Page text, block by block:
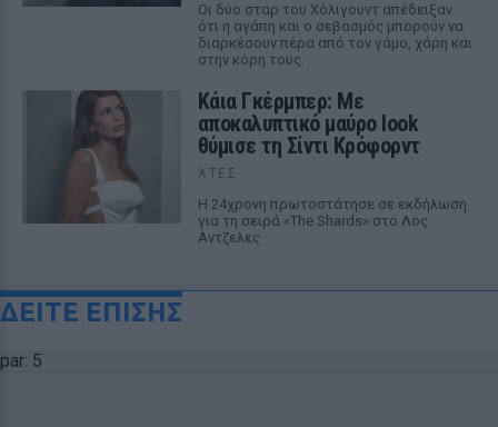
Οι δύο σταρ του Χόλιγουντ απέδειξαν
ότι η αγάπη και ο σεβασμός μπορούν να
διαρκέσουν πέρα από τον γάμο, χάρη και
στην κόρη τους.
Κάια Γκέρμπερ: Με
αποκαλυπτικό μαύρο look
θύμισε τη Σίντι Κρόφορντ
ΧΤΕΣ
Η 24χρονη πρωτοστάτησε σε εκδήλωση
για τη σειρά «The Shards» στο Λος
Αντζελες
ΔΕΙΤΕ ΕΠΙΣΗΣ
par: 5